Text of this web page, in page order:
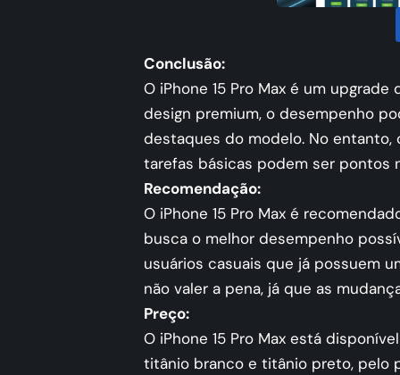
Conclusão:
O iPhone 15 Pro Max é um
design premium, o desempenho
destaques do modelo. No
tarefas básicas podem ser pontos
Recomendação:
O iPhone 15 Pro Max é
busca o melhor desempenho
usuários casuais que já possuem
não valer a pena, já que as
Preço:
O iPhone 15 Pro Max está
titânio branco e titânio preto, pelo